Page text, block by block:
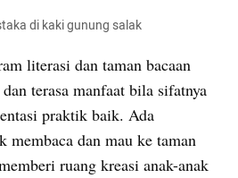
di kaki gunung salak
literasi dan taman bacaan
terasa manfaat bila sifatnya
praktik baik. Ada
membaca dan mau ke taman
ruang kreasi anak-anak